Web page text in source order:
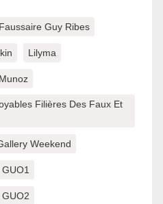
Guy Ribes
Lilyma
Filières Des Faux Et
Weekend